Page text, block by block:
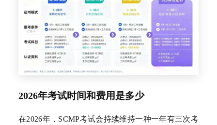
2026年考试时间和费用是多少
在2026年，SCMP考试会持续维持一种一年有三次考